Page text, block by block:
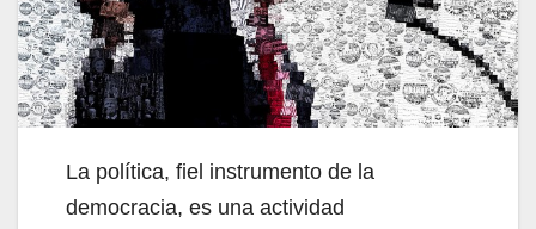
La política, fiel instrumento de la
democracia, es una actividad